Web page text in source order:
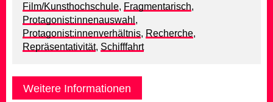
Film/Kunsthochschule, Fragmentarisch,
Protagonist:innenauswahl ,
Protagonist:innenverhältnis, Recherche,
Repräsentativität, Schifffahrt
Weitere Informationen